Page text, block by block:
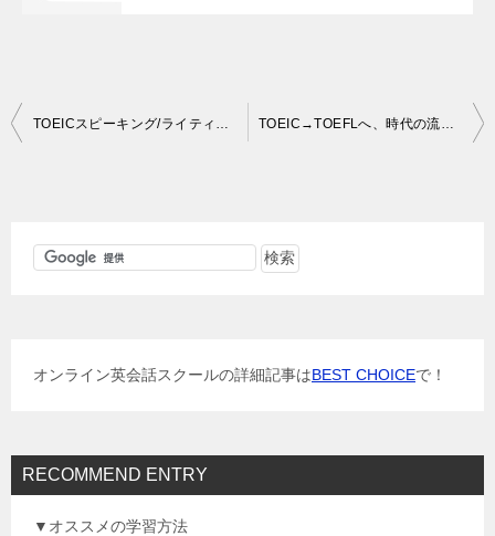
投
TOEICスピーキング/ライティングテスト（2013年10月実施）の認定証が届いたので振り返り TOEIC→TOEFLへ、時代の流れはアウトプット力
オンライン英会話スクールの詳細記事はBEST CHOICEで！
RECOMMEND ENTRY
▼オススメの学習方法